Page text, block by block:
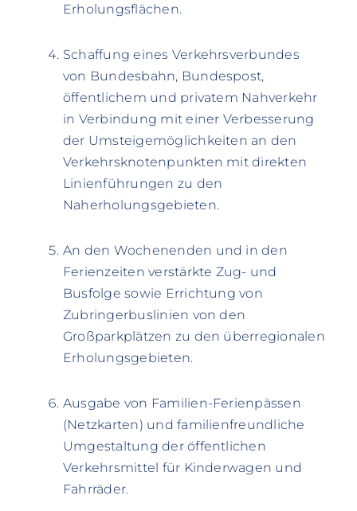
Erholungsflächen.
Schaffung eines Verkehrsverbundes
von Bundesbahn, Bundespost,
öffentlichem und privatem Nahverkehr
in Verbindung mit einer Verbesserung
der Umsteigemöglichkeiten an den
Verkehrsknotenpunkten mit direkten
Linienführungen zu den
Naherholungsgebieten.
An den Wochenenden und in den
Ferienzeiten verstärkte Zug- und
Busfolge sowie Errichtung von
Zubringerbuslinien von den
Großparkplätzen zu den überregionalen
Erholungsgebieten.
Ausgabe von Familien-Ferienpässen
(Netzkarten) und familienfreundliche
Umgestaltung der öffentlichen
Verkehrsmittel für Kinderwagen und
Fahrräder.